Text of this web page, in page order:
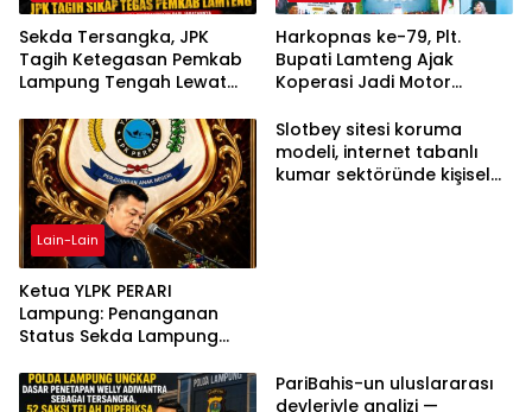
Sekda Tersangka, JPK
Tagih Ketegasan Pemkab
Lampung Tengah Lewat
Harkopnas ke-79, Plt.
Bupati Lamteng Ajak
Koperasi Jadi Motor
Lain-Lain
Ketua YLPK PERARI
Lampung: Penanganan
Status Sekda Lampung
Berdasarkan Aturan,
Bukan Tekanan Opini
Slotbey sitesi koruma
modeli, internet tabanlı
kumar sektöründe kişisel
PariBahis-un uluslararası
devleriyle analizi —